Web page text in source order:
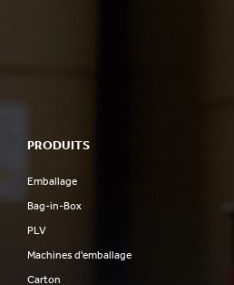
PRODUITS
Emballage
Bag-in-Box
PLV
Machines d'emballage
Carton